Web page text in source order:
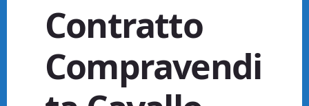
Contratto
Compravendi